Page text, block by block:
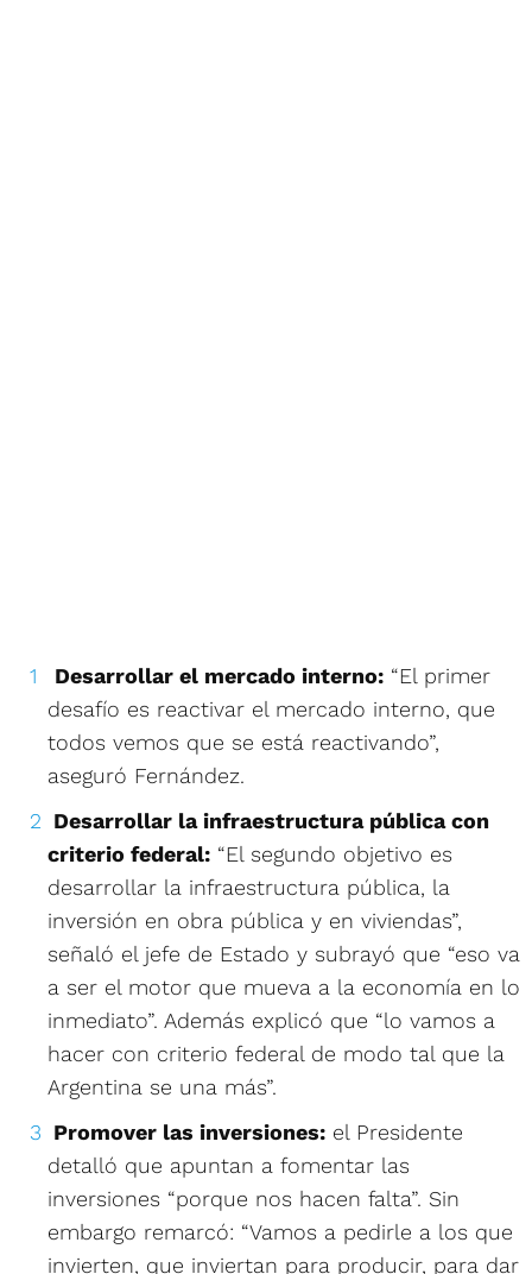
Desarrollar el mercado interno: “El primer
desafío es reactivar el mercado interno, que
todos vemos que se está reactivando”,
aseguró Fernández.
Desarrollar la infraestructura pública con
criterio federal: “El segundo objetivo es
desarrollar la infraestructura pública, la
inversión en obra pública y en viviendas”,
señaló el jefe de Estado y subrayó que “eso va
a ser el motor que mueva a la economía en lo
inmediato”. Además explicó que “lo vamos a
hacer con criterio federal de modo tal que la
Argentina se una más”.
Promover las inversiones: el Presidente
detalló que apuntan a fomentar las
inversiones “porque nos hacen falta”. Sin
embargo remarcó: “Vamos a pedirle a los que
invierten, que inviertan para producir, para dar